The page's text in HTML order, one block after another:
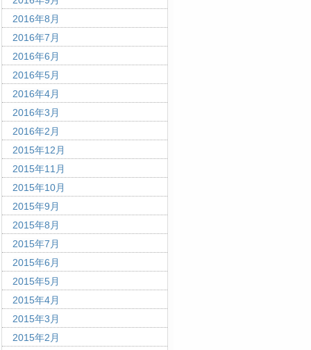
2016年8月
2016年7月
2016年6月
2016年5月
2016年4月
2016年3月
2016年2月
2015年12月
2015年11月
2015年10月
2015年9月
2015年8月
2015年7月
2015年6月
2015年5月
2015年4月
2015年3月
2015年2月